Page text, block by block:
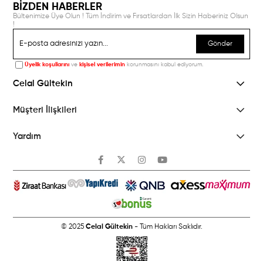
BİZDEN HABERLER
Bültenimize Üye Olun ! Tüm İndirim ve Fırsatlardan İlk Sizin Haberiniz Olsun
!
Gönder
Üyelik koşullarını ve kişisel verilerimin korunmasını kabul ediyorum.
Celal Gültekin
Müşteri İlişkileri
Yardım
© 2025Celal Gültekin- Tüm Hakları Saklıdır.